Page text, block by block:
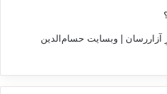
| وبسایت حسام‌الدین